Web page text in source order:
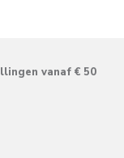
vanaf € 50